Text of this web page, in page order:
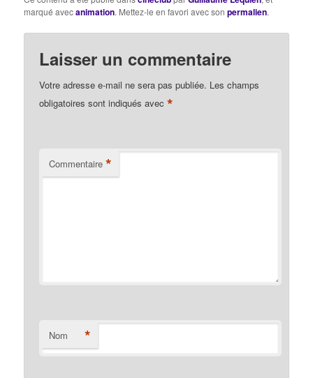
marqué avecanimation. Mettez-le en favori avec sonpermalien.
Laisser un commentaire
Votre adresse e-mail ne sera pas publiée. Les champs
obligatoires sont indiqués avec*
Commentaire *
Nom *